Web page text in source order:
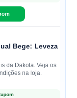
Bege: Leveza
da Dakota. Veja os
na loja.